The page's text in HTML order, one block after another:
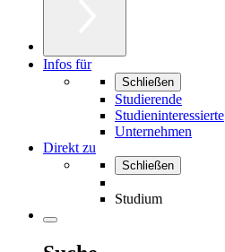
Infos für
Schließen
Studierende
Studieninteressierte
Unternehmen
Direkt zu
Schließen
Studium